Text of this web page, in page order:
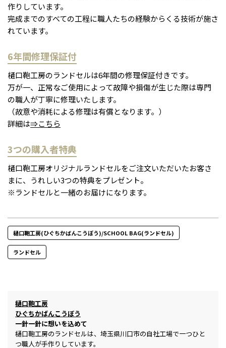
作りしています。
完成までのすべての工程に職人たちの経験からくる技術が施さ
れています。
6年間修理保証付
樋口鞄工房のランドセルは6年間の修理保証付きです。
万が一、正常なご使用によって故障や損傷が生じた際は専門
の職人が丁寧に修理いたします。
（故意や消耗による修理は有償となります。）
詳細は⇒こちら
3つの購入者特典
樋口鞄工房オリジナルランドセルをご注文いただいたお客さ
まに、うれしい3つの特典をプレゼント。
※ランドセルと一緒のお届けになります。
樋口鞄工房(ひぐちかばんこうぼう)/SCHOOL BAG(ランドセル)
ランドセル
樋口鞄工房
ひぐちかばんこうぼう
一針一針に想いを込めて
樋口鞄工房のランドセルは、埼玉県川口市の自社工場で一つひと
つ職人が手作りしています。